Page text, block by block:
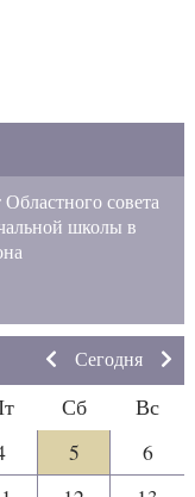
совета
школы в
Сегодня
Сб
Вс
5
6